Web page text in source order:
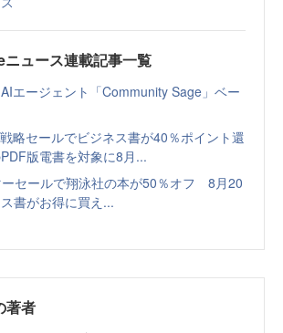
ュース連載記事一覧
エージェント「Community Sage」ベー
略セールでビジネス書が40％ポイント還
版電書を対象に8月...
セールで翔泳社の本が50％オフ 8月20
書がお得に買え...
著者